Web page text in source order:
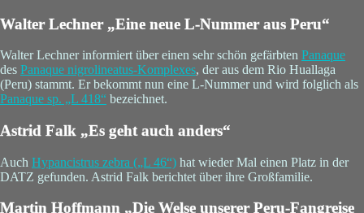
Walter Lechner „Eine neue L-Nummer aus Peru“
Walter Lechner informiert über einen sehr schön gefärbten Panaque
des Panaque nigrolineatus-Komplexes, der aus dem Rio Huallaga
(Peru) stammt. Er bekommt nun eine L-Nummer und wird folglich als
Panaque sp. „L 418“ bezeichnet.
Astrid Falk „Es geht auch anders“
Auch Hypancistrus zebra („L 46“) hat wieder Mal einen Platz in der
DATZ gefunden. Astrid Falk berichtet über ihre Großfamilie.
Martin Hoffmann „Die Welse unserer Peru-Fangreise